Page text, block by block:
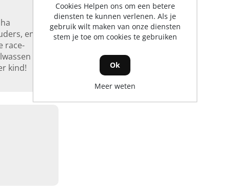
en
race-
kind!
Cookies Helpen ons om een betere
diensten te kunnen verlenen. Als je
gebruik wilt maken van onze diensten
stem je toe om cookies te gebruiken
Ok
Meer weten